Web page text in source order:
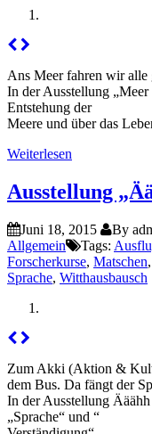
Ans Meer fahren wir alle
In der Ausstellung
Entstehung der
Meere und über das
Weiterlesen
Ausstellung
Juni 18, 2015 By
Allgemein
Tags:
Forscherkurse, Matschen,
Sprache, Witthausbausch
Zum Akki (Aktion &
dem Bus. Da fängt der
In der Ausstellung
„Sprache“ und “